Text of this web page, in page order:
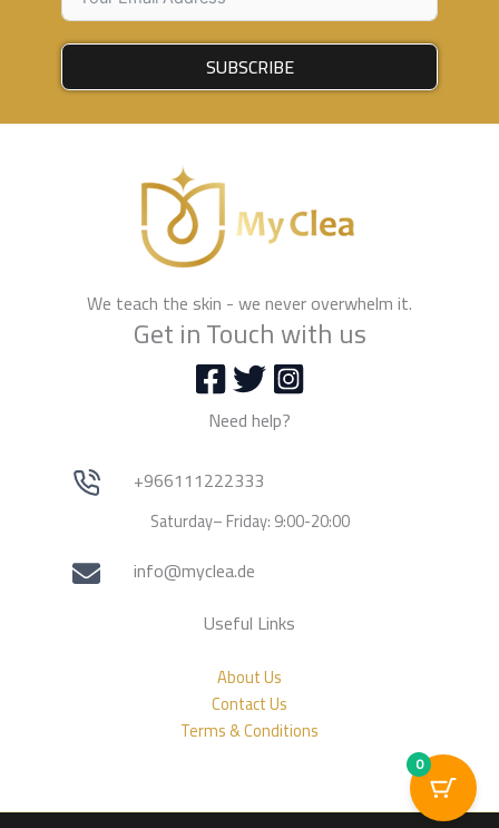
SUBSCRIBE
We teach the skin - we never overwhelm it.
Get in Touch with us
Need help?
+966111222333
Saturday– Friday: 9:00-20:00
info@myclea.de
Useful Links
About Us
Contact Us
Terms & Conditions
0